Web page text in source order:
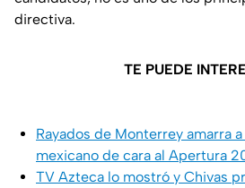
directiva.
TE PUEDE
Rayados de Monterrey amarra
mexicano de cara al Apertura
TV Azteca lo mostró y Chivas